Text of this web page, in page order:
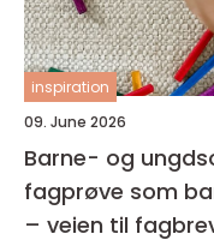
inspiration
09. June 2026
Barne- og
fagprøve som
– veien til